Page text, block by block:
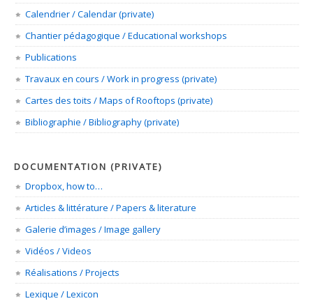
Calendrier / Calendar (private)
Chantier pédagogique / Educational workshops
Publications
Travaux en cours / Work in progress (private)
Cartes des toits / Maps of Rooftops (private)
Bibliographie / Bibliography (private)
DOCUMENTATION (PRIVATE)
Dropbox, how to…
Articles & littérature / Papers & literature
Galerie d’images / Image gallery
Vidéos / Videos
Réalisations / Projects
Lexique / Lexicon